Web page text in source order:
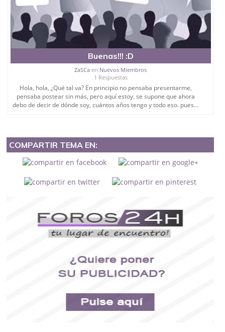
Buenas!!! :D
ZaSCa en Nuevos Miembros
1 Respuestas
Hola, hola, ¿Qué tal va? En principio no pensaba presentarme,
pensaba postear sin más, pero aquí estoy. se supone que ahora
debo de decir de dónde soy, cuántos años tengo y todo eso. pues...
COMPARTIR TEMA EN: